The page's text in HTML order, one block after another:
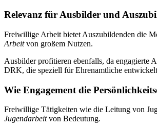
Relevanz für Ausbilder und
Freiwillige Arbeit bietet Auszubildenden die
Arbeitvon großem Nutzen.
Ausbilder profitieren ebenfalls, da engagierte
DRK, die speziell für Ehrenamtliche
Wie Engagement die
Freiwillige Tätigkeiten wie die Leitung von
Jugendarbeitvon Bedeutung.